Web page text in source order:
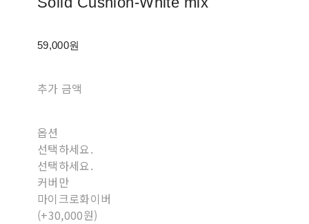
59,000원
추가 금액
옵션
선택하세요.
선택하세요.
커버만
마이크로화이버
(+30,000원)